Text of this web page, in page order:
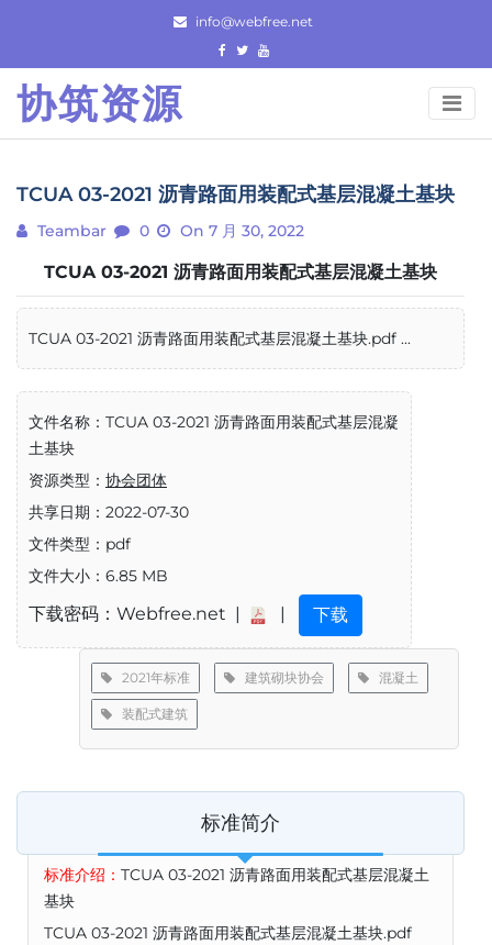
content
info@webfree.net
协筑资源
TCUA 03-2021 沥青路面用装配式基层混凝土基块
Teambar 0 On 7 月 30, 2022
TCUA 03-2021 沥青路面用装配式基层混凝土基块
TCUA 03-2021 沥青路面用装配式基层混凝土基块.pdf ...
文件名称：TCUA 03-2021 沥青路面用装配式基层混凝
土基块
资源类型： 协会团体
共享日期：2022-07-30
文件类型：pdf
文件大小：6.85 MB
下载密码：Webfree.net | | 下载
2021年标准 建筑砌块协会 混凝土
装配式建筑
标准简介
标准介绍： TCUA 03-2021 沥青路面用装配式基层混凝土
基块
TCUA 03-2021 沥青路面用装配式基层混凝土基块.pdf